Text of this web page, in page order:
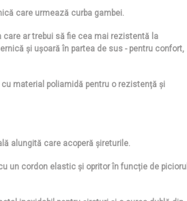
care urmează curba gambei.
care ar trebui să fie cea mai rezistentă la
și ușoară în partea de sus - pentru confort,
material poliamidă pentru o rezistență și
alungită care acoperă șireturile.
un cordon elastic și opritor în funcție de piciorul